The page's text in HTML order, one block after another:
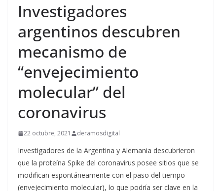
Investigadores
argentinos descubren
mecanismo de
“envejecimiento
molecular” del
coronavirus
22 octubre, 2021 deramosdigital
Investigadores de la Argentina y Alemania descubrieron
que la proteína Spike del coronavirus posee sitios que se
modifican espontáneamente con el paso del tiempo
(envejecimiento molecular), lo que podría ser clave en la